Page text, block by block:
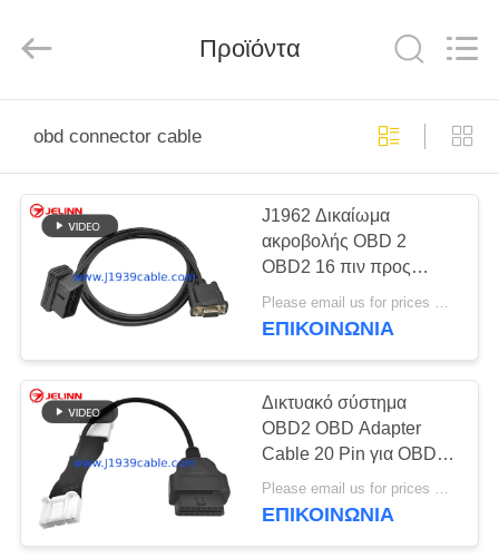
ΠΡΟΪΌΝΤΑ
ΠΕΡΊΠΟΥ
ΕΜΕΊΣ
ΓΎΡΟΣ
ΕΡΓΟΣΤΑΣΊΩΝ
ΠΟΙΟΤΙΚΌΣ
ΈΛΕΓΧΟΣ
Rights
Reserved.
ECER
Προϊόντα
obd connector cable
J1962 Δικαίωμα
ακροβολής OBD 2
OBD2 16 πιν προς
RS232 DB9 καλώδιο
συνδέσμου
Please email us for prices MOQ:100 τεμάχια
ΕΠΙΚΟΙΝΩΝΊΑ
Δικτυακό σύστημα
OBD2 OBD Adapter
Cable 20 Pin για OBDII
για Tesla Model 3 Έτος
2018
Please email us for prices MOQ:100 τεμάχια
ΕΠΙΚΟΙΝΩΝΊΑ